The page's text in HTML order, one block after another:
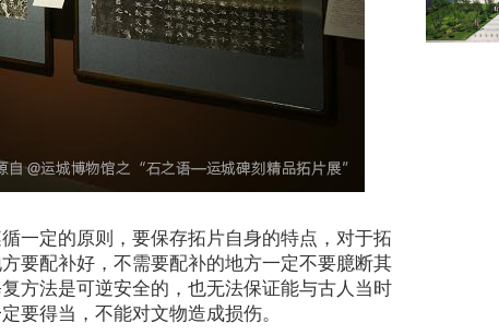
一定的原则，要保存拓片自身的特点，对于拓
要配补好，不需要配补的地方一定不要臆断其
方法是可逆安全的，也无法保证能与古人当时
要得当，不能对文物造成损伤。